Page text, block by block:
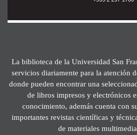
La biblioteca de la Universidad San
servicios diariamente para la atención
donde pueden encontrar una
de libros impresos y electrónicos
conocimiento, además cuenta con
importantes revistas científicas y
de materiales